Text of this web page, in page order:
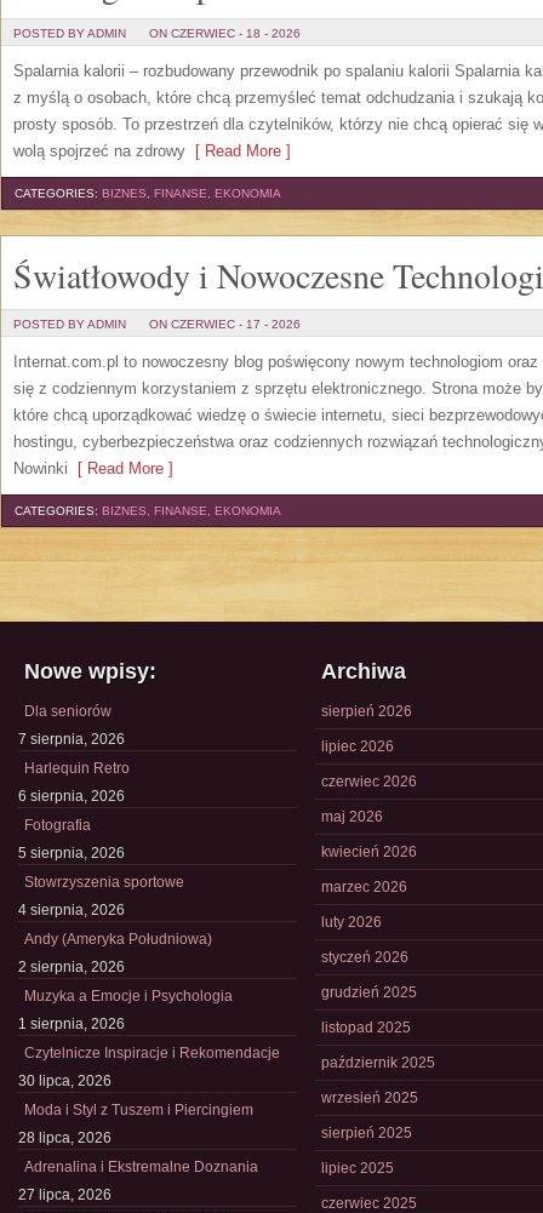
POSTED BY ADMIN ON CZERWIEC - 18 - 2026
Spalarnia kalorii – rozbudowany przewodnik po spalaniu kalorii Spalarnia
z myślą o osobach, które chcą przemyśleć temat odchudzania i szukają
prosty sposób. To przestrzeń dla czytelników, którzy nie chcą opierać się
wolą spojrzeć na zdrowy [ Read More ]
CATEGORIES: BIZNES, FINANSE, EKONOMIA
Światłowody i Nowoczesne
POSTED BY ADMIN ON CZERWIEC - 17 - 2026
Internat.com.pl to nowoczesny blog poświęcony nowym technologiom
się z codziennym korzystaniem z sprzętu elektronicznego. Strona może
które chcą uporządkować wiedzę o świecie internetu, sieci
hostingu, cyberbezpieczeństwa oraz codziennych rozwiązań
Nowinki [ Read More ]
CATEGORIES: BIZNES, FINANSE, EKONOMIA
Nowe wpisy:
Dla seniorów
7 sierpnia, 2026
Harlequin Retro
6 sierpnia, 2026
Fotografia
5 sierpnia, 2026
Stowrzyszenia sportowe
4 sierpnia, 2026
Andy (Ameryka Południowa)
2 sierpnia, 2026
Muzyka a Emocje i Psychologia
1 sierpnia, 2026
Czytelnicze Inspiracje i Rekomendacje
30 lipca, 2026
Moda i Styl z Tuszem i Piercingiem
28 lipca, 2026
Adrenalina i Ekstremalne Doznania
27 lipca, 2026
Archiwa
sierpień 2026
lipiec 2026
czerwiec 2026
maj 2026
kwiecień 2026
marzec 2026
luty 2026
styczeń 2026
grudzień 2025
listopad 2025
październik 2025
wrzesień 2025
sierpień 2025
lipiec 2025
czerwiec 2025